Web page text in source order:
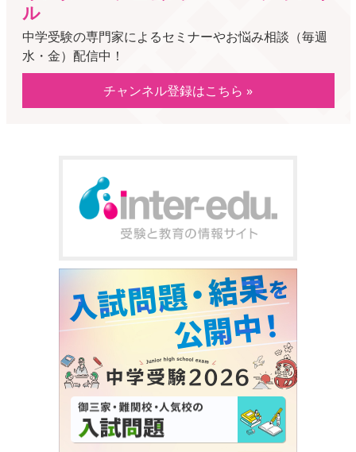
ル
中学受験の専門家によるセミナーやお悩み相談（毎週
水・金）配信中！
チャンネル登録はこちら »